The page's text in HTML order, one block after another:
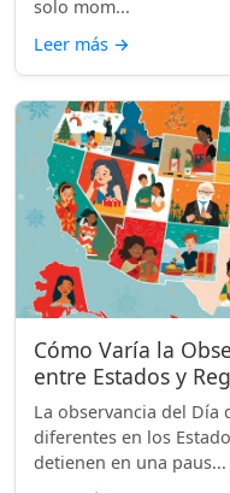
solo mom...
Leer más →
Cómo Varía la
entre Estados y
La observancia del
diferentes en los
detienen en una paus...